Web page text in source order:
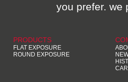
you prefer. we
PRODUCTS
FLAT EXPOSURE
ROUND EXPOSURE